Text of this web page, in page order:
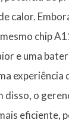
calor.
chip
e uma
experiência
disso, o
eficiente,